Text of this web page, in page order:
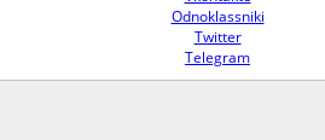
Odnoklassniki
Twitter
Telegram